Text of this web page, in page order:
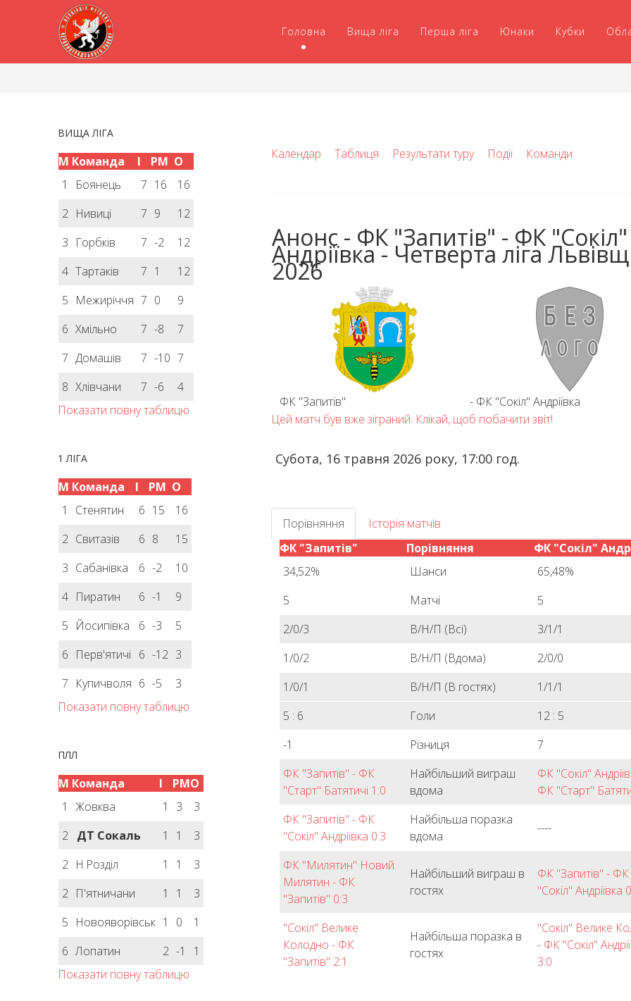
Головна Вища ліга Перша ліга Юнаки Кубки
ВИЩА ЛІГА
М Команда І РМ О
1
Боянець 7 16
16
2 Нивиці 7 9
12
3 Горбків 7 -2
12
4 Тартаків 7 1
12
5 Межиріччя 7 0
9
6 Хмільно 7 -8
7
7 Домашів 7 -10 7
8 Хлівчани 7 -6
4
Показати повну таблицю
1 ЛІГА
М Команда І РМ О
1
Стенятин 6 15
16
2 Свитазів 6 8
15
3 Сабанівка 6 -2
10
4 Пиратин 6 -1
9
5 Йосипівка 6 -3
5
6 Перв'ятичі 6 -12 3
7 Купичволя 6 -5
3
Показати повну таблицю
ПЛЛ
М Команда І РМО
1
Жовква 1 3
3
2 ДТ Сокаль 1 1
3
2 Н.Розділ 1 1
3
2 П'ятничани 1 1
3
5 Новояворівськ 1 0
1
6 Лопатин 2 -1
1
Показати повну таблицю
Календар Таблиця Результати туру Події Команди
Анонс - ФК "Запитів" - ФК "Сокіл"
Андріївка - Четверта ліга
2026
ФК "Запитів" - ФК "Сокіл" Андріївка
Цей матч був вже зіграний. Клікай, щоб побачити звіт!
Субота, 16 травня 2026 року, 17:00 год.
Порівняння
Історія матчів
ФК "Запитів"
Порівняння
ФК "Сокіл"
34,52%
Шанси
65,48%
5
Матчі
5
2/0/3
В/Н/П (Всі)
3/1/1
1/0/2
В/Н/П (Вдома)
2/0/0
1/0/1
В/Н/П (В гостях)
1/1/1
5 : 6
Голи
12 : 5
-1
Різниця
7
ФК "Запитів" - ФК
"Старт" Батятичі 1:0
Найбільший виграш
вдома
ФК "Сокіл"
ФК "Старт"
ФК "Запитів" - ФК
"Сокіл" Андріївка 0:3
Найбільша поразка
вдома
----
ФК "Милятин" Новий
Милятин - ФК
"Запитів" 0:3
Найбільший виграш в
гостях
ФК "Запитів" - ФК
"Сокіл" Андріївка
"Сокіл" Велике
Колодно - ФК
"Запитів" 2:1
Найбільша поразка в
гостях
"Сокіл" Велике
- ФК "Сокіл"
3:0